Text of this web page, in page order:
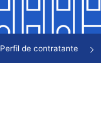
Perfil de contratante